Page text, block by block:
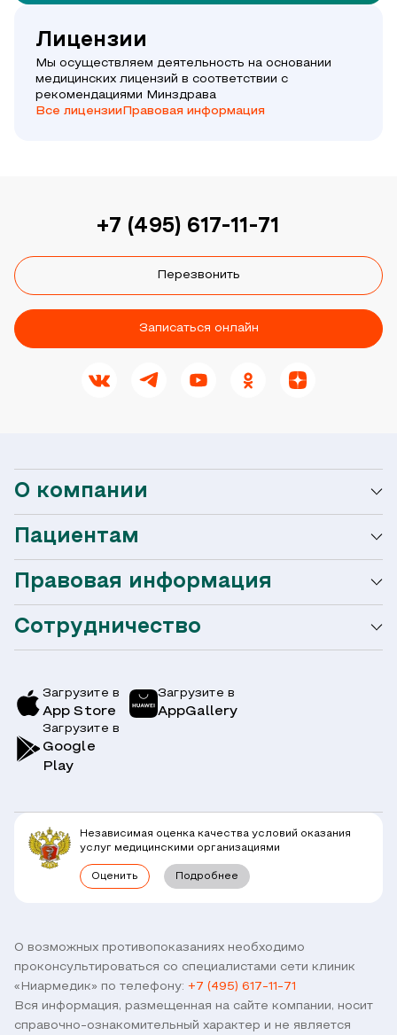
Лицензии
Мы осуществляем деятельность на основании
медицинских лицензий в соответствии с
рекомендациями Минздрава
Все лицензии Правовая информация
+7 (495) 617-11-71
Перезвонить
Записаться онлайн
О компании
О сети Ниармедик
Услуги и цены
Врачи
Клиники
Комплексные программы
Наши партнеры и клиенты
Пациентам
Мобильное приложение
Акции
Симптомы
Правовая информация
Горячая линия / контроль качества
Связь с директором
Версия для слабовидящих
Правовая информация
Оформление налогового вычета
Вопрос-Ответ по ОМС
Прямое прикрепление сотрудников
Договор оферты
Сотрудничество
О возможных противопоказаниях необходимо
проконсультироваться со специалистами сети клиник
«Ниармедик» по телефону: +7 (495) 617-11-71
Вся информация, размещенная на сайте компании, носит
справочно-ознакомительный характер и не является
Загрузите в
App Store
Загрузите в
AppGallery
Загрузите в
Google
Play
Независимая оценка качества условий оказания
услуг медицинскими организациями
Оценить Подробнее